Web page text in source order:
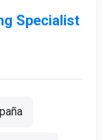
Specialist